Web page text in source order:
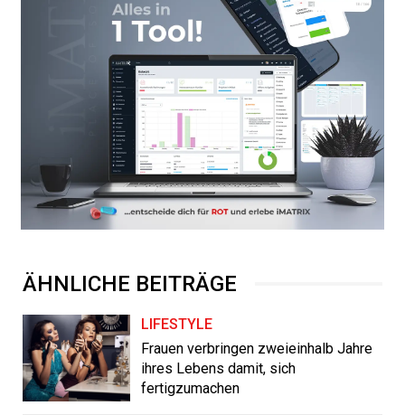
ÄHNLICHE BEITRÄGE
LIFESTYLE
Frauen verbringen zweieinhalb Jahre
ihres Lebens damit, sich
fertigzumachen